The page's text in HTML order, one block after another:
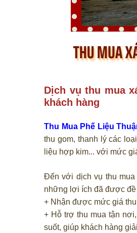
Dịch vụ thu mua
khách hàng
Thu Mua Phế Liệu
thu gom, thanh lý các
liệu hợp kim... với mức
Đến với dịch vụ thu
những lợi ích đã được đề
+ Nhận được mức giá
+ Hỗ trợ thu mua tận
suốt, giúp khách hàng